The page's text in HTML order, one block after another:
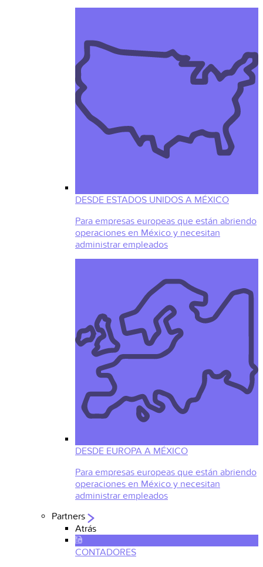
DESDE ESTADOS UNIDOS A MÉXICO
Para empresas europeas que están abriendo
operaciones en México y necesitan
administrar empleados
DESDE EUROPA A MÉXICO
Para empresas europeas que están abriendo
operaciones en México y necesitan
administrar empleados
Partners
Atrás
CONTADORES